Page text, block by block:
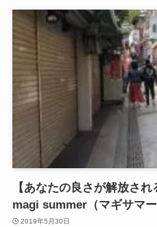
【あなたの良さが解放さ
magi summer（マギサ
2019年5月30日